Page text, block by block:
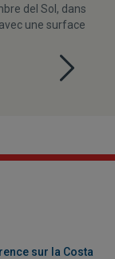
del Sol, dans
une surface
sur la Costa